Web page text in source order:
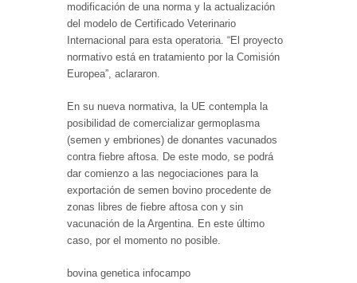
modificación de una norma y la actualización
del modelo de Certificado Veterinario
Internacional para esta operatoria. “El proyecto
normativo está en tratamiento por la Comisión
Europea”, aclararon.
En su nueva normativa, la UE contempla la
posibilidad de comercializar germoplasma
(semen y embriones) de donantes vacunados
contra fiebre aftosa. De este modo, se podrá
dar comienzo a las negociaciones para la
exportación de semen bovino procedente de
zonas libres de fiebre aftosa con y sin
vacunación de la Argentina. En este último
caso, por el momento no posible.
bovina genetica infocampo